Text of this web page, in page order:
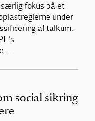
særlig fokus på et
under
af talkum.
social sikring